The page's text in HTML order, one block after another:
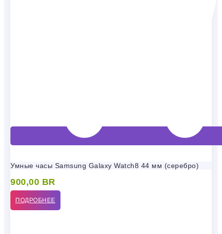
Умные часы Samsung Galaxy Watch8 44 мм (серебро)
900,00 BR
ПОДРОБНЕЕ